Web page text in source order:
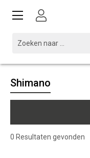
Shimano
0 Resultaten gevonden